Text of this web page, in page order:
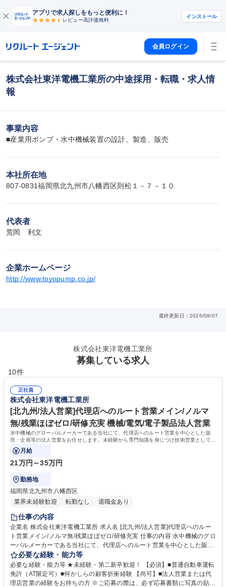
アプリで求人探しをもっと便利に！
レビュー高評価無料
インストール
会員ログイン
株式会社東洋電機工業所の中途採用・転職・求人情
報
事業内容
■産業用ポンプ・水中機械装置の設計、製造、販売
本社所在地
807-0831福岡県北九州市八幡西区則松１－７－１０
代表者
荒岡　利文
企業ホームページ
http://www.toyopump.co.jp/
最終更新日：2026/08/07
株式会社東洋電機工業所
募集している求人
10件
正社員
株式会社東洋電機工業所
[北九州/法人営業]代理店へのルート営業メイン/ノルマ
無/残業ほぼゼロ/研修充実 機械/電気/電子製品法人営業
水中機械のグローバルメーカーである当社にて、代理店へのルート営業を中心とした販
売・企画等の法人営業をお任せします。未経験から専門知識を身につけ技術営業として長
期活躍できる環境です。
月給
21万円～35万円
勤務地
福岡県北九州市八幡西区
業界未経験歓迎
転勤なし 退職金あり
仕事の内容
企業名 株式会社東洋電機工業所 求人名 [北九州/法人営業]代理店へのルー
ト営業メイン/ノルマ無/残業ほぼゼロ/研修充実 仕事の内容 水中機械のグロ
ーバルメーカーである当社にて、代理店へのルート営業を中心とした販
売・企画等の法人営業をお任せします。未経験から専門知識を身につけ技
術営業として長期活躍できる環境です。 ■既存の代理店に対するルート営
業・関係性構築 ■顧客ニーズに応じた水中機械等の製品提案・見積作成 ■
受注後の納期管理や社内関係部門（製造・技術等）との調整など 入社後は
必要な経験・能力等
必要な経験・能力等 ★未経験・第二新卒歓迎！ 【必須】■普通自動車運転
免許（AT限定可）■何かしらの顧客折衝経験 【尚可】■法人営業または代
理店営業の経験をお持ちの方 ※ご応募の際は、必ず応募書類に写真の貼り